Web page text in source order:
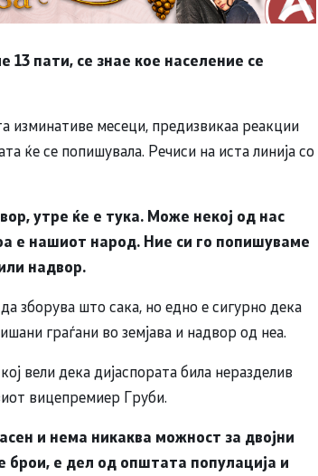
пати, се знае кое население се
изминативе месеци, предизвикаа реакции
ќе се попишувала. Речиси на иста линија со
утре ќе е тука. Може некој од нас
е нашиот народ. Ние си го попишуваме
надвор.
зборува што сака, но едно е сигурно дека
граѓани во земјава и надвор од неа.
вели дека дијаспората била неразделив
вицепремиер Груби.
и нема никаква можност за двојни
брои, е дел од општата популација и